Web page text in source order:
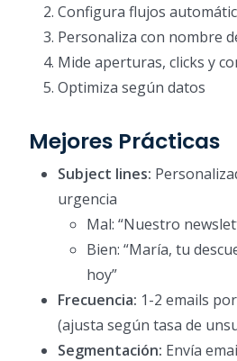
Configura flujos
Personaliza con nombre
Mide aperturas, clicks y
Optimiza según datos
Mejores Prácticas
Subject lines:
urgencia
Mal: “Nuestro
Bien: “María, tu
hoy”
Frecuencia: 1-2 emails
(ajusta según tasa de
Segmentación: Envía